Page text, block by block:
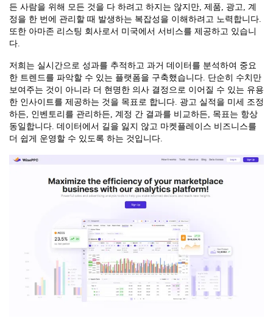
든 사람을 위해 모든 것을 다 하려고 하지는 않지만, 제품, 광고, 계
정을 한 번에 관리할 때 발생하는 복잡성을 이해하려고 노력합니다.
또한 아마존 리스팅 회사로서 미국에서 서비스를 제공하고 있습니
다.
저희는 실시간으로 성과를 추적하고 과거 데이터를 분석하여 중요
한 트렌드를 파악할 수 있는 플랫폼을 구축했습니다. 단순히 수치만
보여주는 것이 아니라 더 현명한 의사 결정으로 이어질 수 있는 유용
한 인사이트를 제공하는 것을 목표로 합니다. 광고 실적을 미세 조정
하든, 인벤토리를 관리하든, 계정 간 결과를 비교하든, 목표는 항상
동일합니다. 데이터에서 길을 잃지 않고 마켓플레이스 비즈니스를
더 쉽게 운영할 수 있도록 하는 것입니다.